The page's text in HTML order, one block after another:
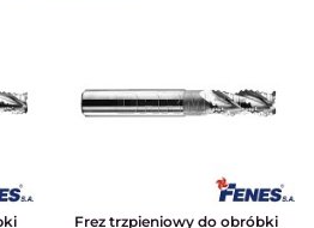
Frez trzpieniowy do obróbki